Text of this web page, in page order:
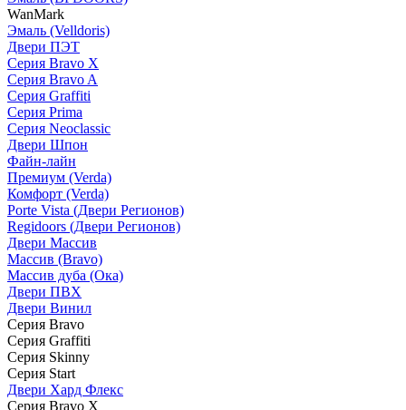
WanMark
Эмаль (Velldoris)
Двери ПЭТ
Серия Bravo X
Серия Bravo A
Серия Graffiti
Серия Prima
Серия Neoclassic
Двери Шпон
Файн-лайн
Премиум (Verda)
Комфорт (Verda)
Porte Vista (Двери Регионов)
Regidoors (Двери Регионов)
Двери Массив
Массив (Bravo)
Массив дуба (Ока)
Двери ПВХ
Двери Винил
Серия Bravo
Серия Graffiti
Серия Skinny
Серия Start
Двери Хард Флекс
Серия Bravo X